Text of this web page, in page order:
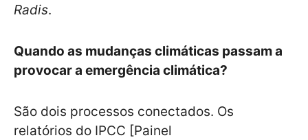
Radis.
Quando as mudanças climáticas passam a
provocar a emergência climática?
São dois processos conectados. Os
relatórios do IPCC [Painel